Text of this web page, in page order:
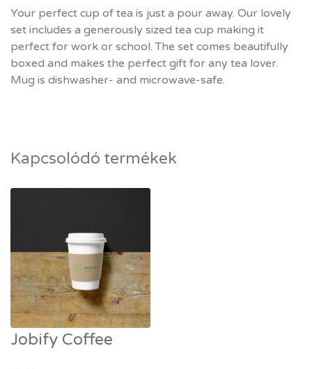
Your perfect cup of tea is just a pour away. Our lovely
set includes a generously sized tea cup making it
perfect for work or school. The set comes beautifully
boxed and makes the perfect gift for any tea lover.
Mug is dishwasher- and microwave-safe.
Kapcsolódó termékek
Jobify Coffee